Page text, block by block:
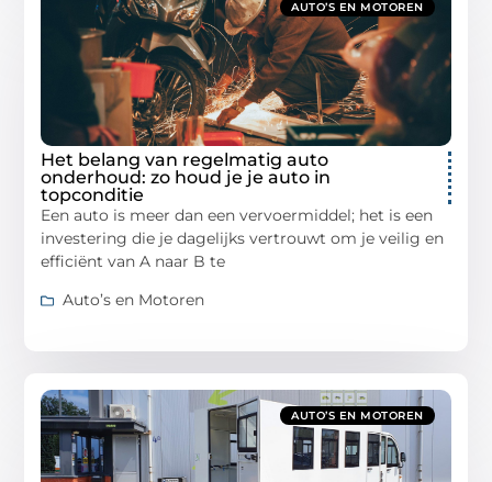
AUTO’S EN MOTOREN
Het belang van regelmatig auto
onderhoud: zo houd je je auto in
topconditie
Een auto is meer dan een vervoermiddel; het is een
investering die je dagelijks vertrouwt om je veilig en
efficiënt van A naar B te
Auto’s en Motoren
AUTO’S EN MOTOREN